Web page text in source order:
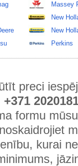
Massey
New
New
Perkins
preci
+371
formu
kurai